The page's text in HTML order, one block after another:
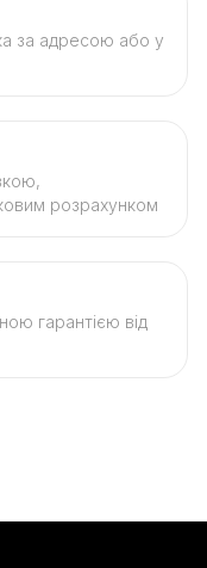
за адресою або у
розрахунком
гарантією від